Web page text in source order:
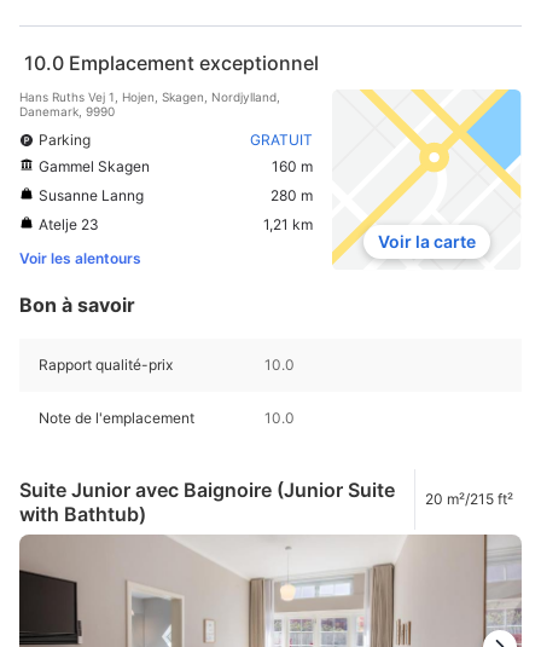
10.0 Emplacement exceptionnel
Hans Ruths Vej 1, Hojen, Skagen, Nordjylland,
Danemark, 9990
Parking
GRATUIT
Gammel Skagen
160 m
Susanne Lanng
280 m
Atelje 23
1,21 km
Voir les alentours
Voir la carte
Bon à savoir
Rapport qualité-prix 10.0
Note de l'emplacement 10.0
Suite Junior avec Baignoire (Junior Suite
with Bathtub)
20 m²/215 ft²